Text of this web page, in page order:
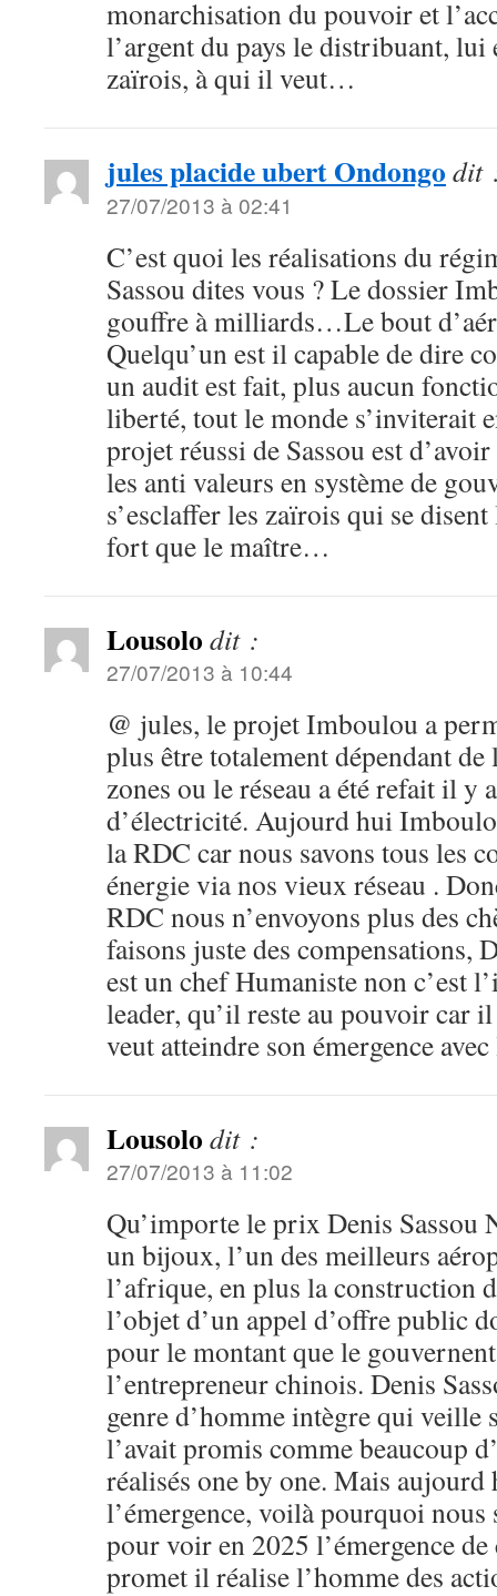
monarchisation du pouvoir et
l’argent du pays le distribuant, lui
zaïrois, à qui il veut…
jules placide ubert Ondongo dit
27/07/2013 à 02:41
C’est quoi les réalisations du
Sassou dites vous ? Le dossier
gouffre à milliards…Le bout
Quelqu’un est il capable de dire
un audit est fait, plus aucun
liberté, tout le monde s’inviterait
projet réussi de Sassou est
les anti valeurs en système de
s’esclaffer les zaïrois qui se
fort que le maître…
Lousolo dit :
27/07/2013 à 10:44
@ jules, le projet Imboulou a
plus être totalement dépendant
zones ou le réseau a été refait il y
d’électricité. Aujourd hui
la RDC car nous savons tous les
énergie via nos vieux réseau .
RDC nous n’envoyons plus des
faisons juste des compensations,
est un chef Humaniste non c’est
leader, qu’il reste au pouvoir car
veut atteindre son émergence
Lousolo dit :
27/07/2013 à 11:02
Qu’importe le prix Denis Sassou
un bijoux, l’un des meilleurs
l’afrique, en plus la construction
l’objet d’un appel d’offre public
pour le montant que le
l’entrepreneur chinois. Denis
genre d’homme intègre qui veille
l’avait promis comme beaucoup
réalisés one by one. Mais
l’émergence, voilà pourquoi
pour voir en 2025 l’émergence
promet il réalise l’homme des